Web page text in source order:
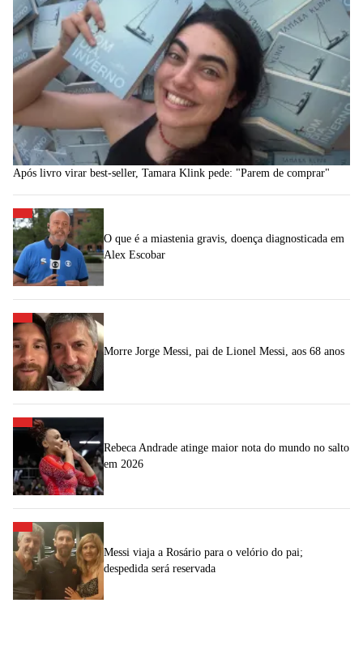
Após livro virar best-seller, Tamara Klink pede: "Parem de comprar"
O que é a miastenia gravis, doença diagnosticada em
Alex Escobar
Morre Jorge Messi, pai de Lionel Messi, aos 68 anos
Rebeca Andrade atinge maior nota do mundo no salto
em 2026
Messi viaja a Rosário para o velório do pai;
despedida será reservada